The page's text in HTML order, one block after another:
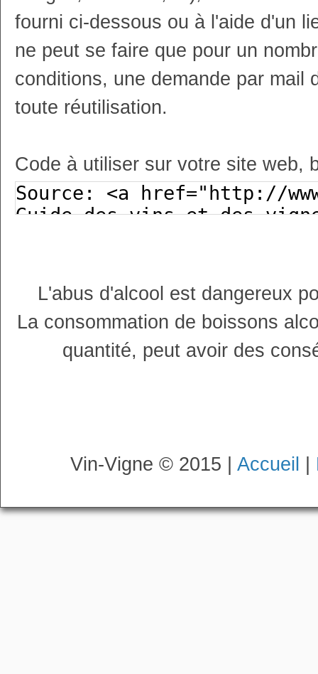
fourni ci-dessous ou à l'aide d'un
ne peut se faire que pour un
conditions, une demande par mail
toute réutilisation.
Code à utiliser sur votre site web,
L'abus d'alcool est dangereux
La consommation de boissons
quantité, peut avoir des
Vin-Vigne © 2015 | Accueil